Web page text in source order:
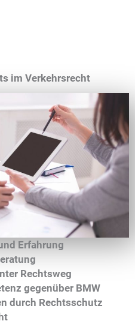
im Verkehrsrecht
Erfahrung
Rechtsweg
gegenüber BMW
durch Rechtsschutz